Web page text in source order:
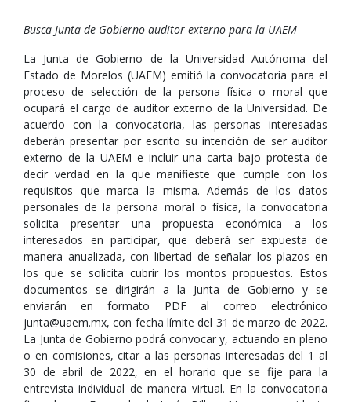
Busca Junta de Gobierno auditor externo para la UAEM
La Junta de Gobierno de la Universidad Autónoma del
Estado de Morelos (UAEM) emitió la convocatoria para el
proceso de selección de la persona física o moral que
ocupará el cargo de auditor externo de la Universidad. De
acuerdo con la convocatoria, las personas interesadas
deberán presentar por escrito su intención de ser auditor
externo de la UAEM e incluir una carta bajo protesta de
decir verdad en la que manifieste que cumple con los
requisitos que marca la misma. Además de los datos
personales de la persona moral o física, la convocatoria
solicita presentar una propuesta económica a los
interesados en participar, que deberá ser expuesta de
manera anualizada, con libertad de señalar los plazos en
los que se solicita cubrir los montos propuestos. Estos
documentos se dirigirán a la Junta de Gobierno y se
enviarán en formato PDF al correo electrónico
junta@uaem.mx, con fecha límite del 31 de marzo de 2022.
La Junta de Gobierno podrá convocar y, actuando en pleno
o en comisiones, citar a las personas interesadas del 1 al
30 de abril de 2022, en el horario que se fije para la
entrevista individual de manera virtual. En la convocatoria